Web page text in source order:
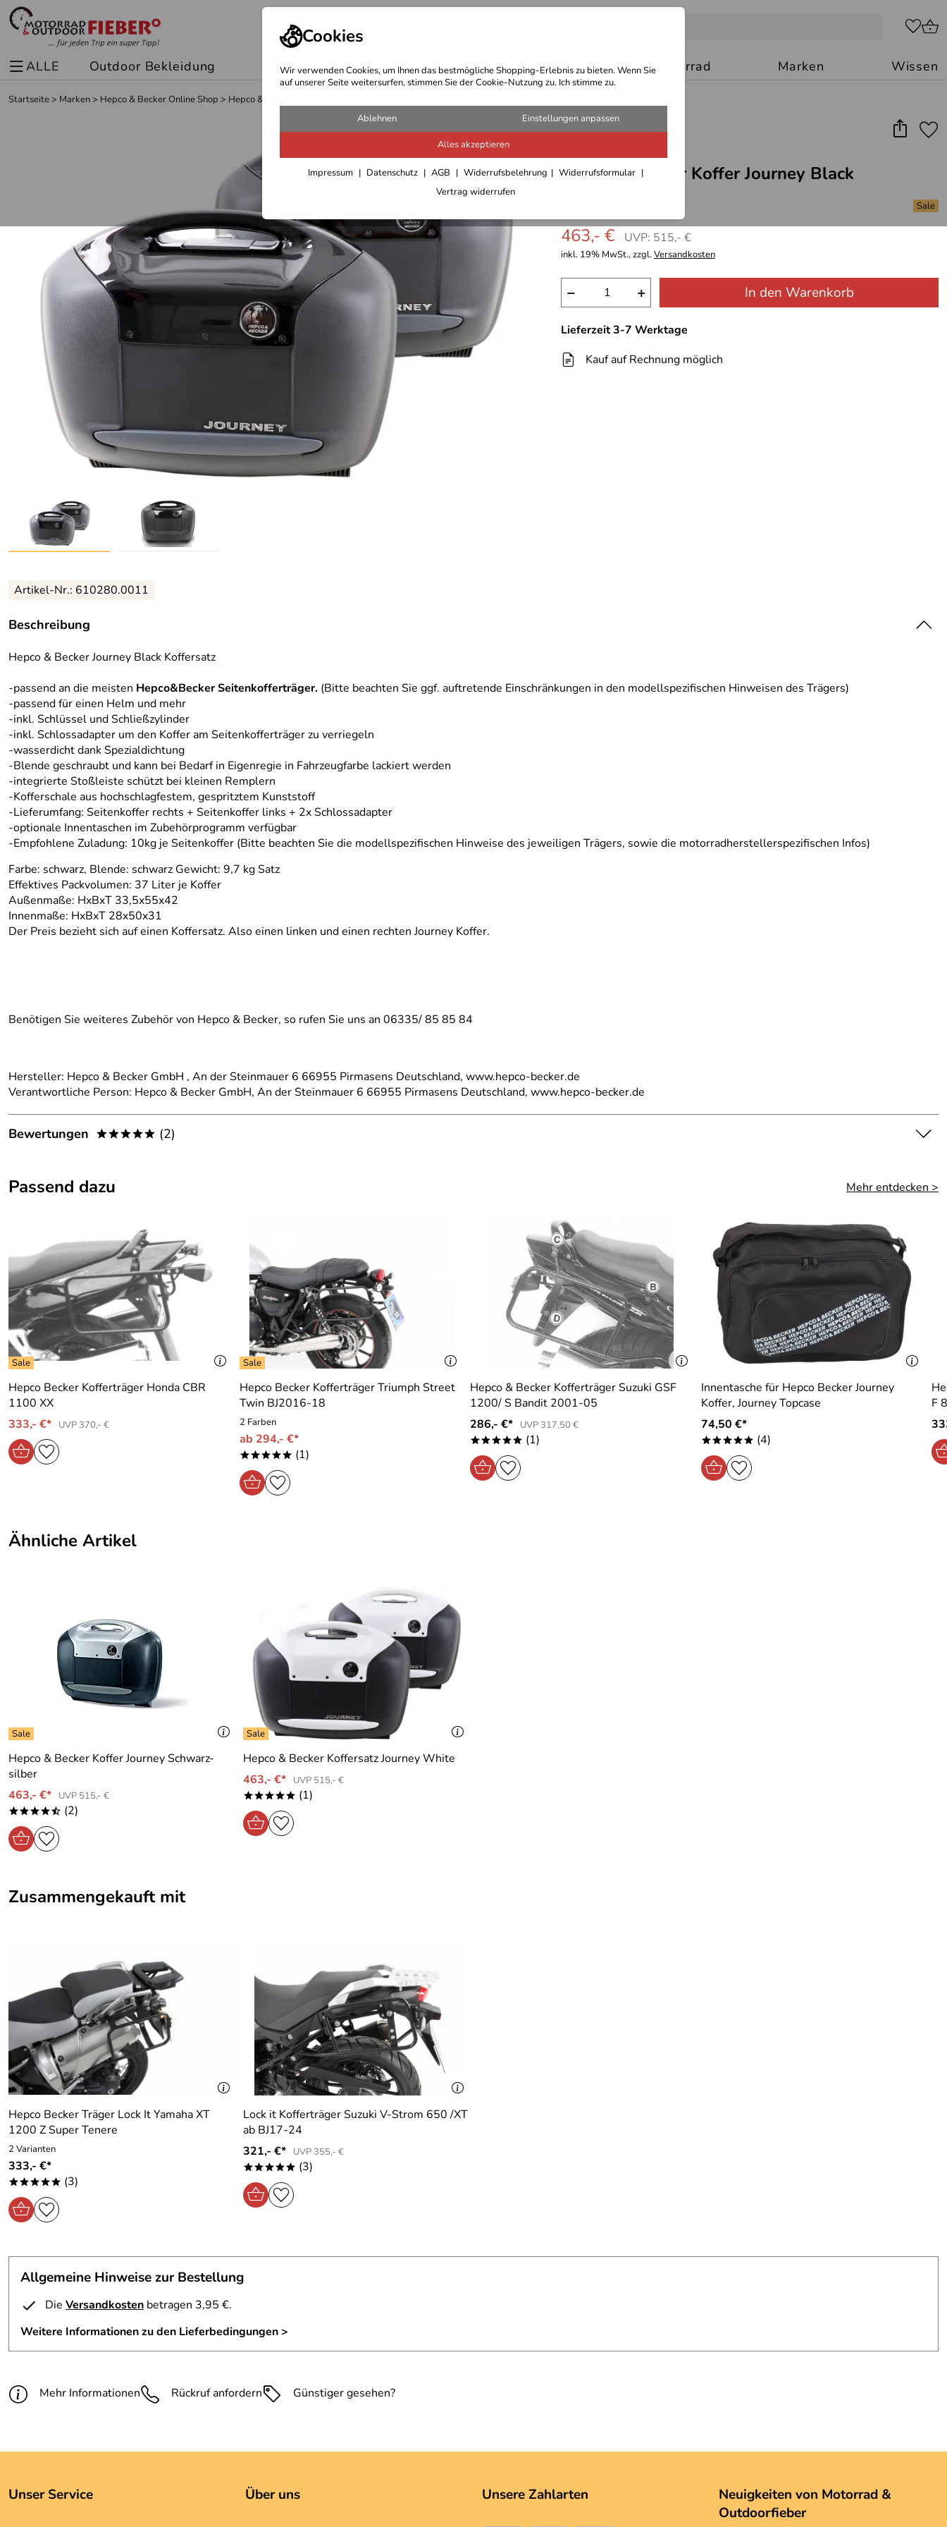
Cookies
Wir verwenden Cookies, um Ihnen das bestmögliche Shopping-Erlebnis zu bieten. Wenn Sie
auf unserer Seite weitersurfen, stimmen Sie der Cookie-Nutzung zu. Ich stimme zu.
Ablehnen Einstellungen anpassen
Alles akzeptieren
Impressum Datenschutz AGB Widerrufsbelehrung
Widerrufsformular
Vertrag widerrufen
ALLE Outdoor Bekleidung Sport Bekleidung Outdoor Ausrüstung Motorrad Marken Wissen
Startseite> Marken> Hepco & Becker Online Shop > Hepco & Becker Motorradkoffer und Motorradtaschen
Hepco & Becker Koffer Journey Black
463,- € UVP: 515,- €
inkl. 19% MwSt., zzgl.Versandkosten
− + In den Warenkorb
Lieferzeit 3-7 Werktage
Kauf auf Rechnung möglich
Artikel-Nr.: 610280.0011
Beschreibung
Hepco & Becker Journey Black Koffersatz
-passend an die meisten Hepco&Becker Seitenkofferträger. (Bitte beachten Sie ggf. auftretende Einschränkungen in den modellspezifischen Hinweisen des Trägers)
-passend für einen Helm und mehr
-inkl. Schlüssel und Schließzylinder
-inkl. Schlossadapter um den Koffer am Seitenkofferträger zu verriegeln
-wasserdicht dank Spezialdichtung
-Blende geschraubt und kann bei Bedarf in Eigenregie in Fahrzeugfarbe lackiert werden
-integrierte Stoßleiste schützt bei kleinen Remplern
-Kofferschale aus hochschlagfestem, gespritztem Kunststoff
-Lieferumfang: Seitenkoffer rechts + Seitenkoffer links + 2x Schlossadapter
-optionale Innentaschen im Zubehörprogramm verfügbar
-Empfohlene Zuladung: 10kg je Seitenkoffer (Bitte beachten Sie die modellspezifischen Hinweise des jeweiligen Trägers, sowie die motorradherstellerspezifischen Infos)
Farbe: schwarz, Blende: schwarz Gewicht: 9,7 kg Satz
Effektives Packvolumen: 37 Liter je Koffer
Außenmaße: HxBxT 33,5x55x42
Innenmaße: HxBxT 28x50x31
Der Preis bezieht sich auf einen Koffersatz. Also einen linken und einen rechten Journey Koffer.
Benötigen Sie weiteres Zubehör von Hepco & Becker, so rufen Sie uns an 06335/ 85 85 84
Hersteller: Hepco & Becker GmbH , An der Steinmauer 6 66955 Pirmasens Deutschland, www.hepco-becker.de
Verantwortliche Person: Hepco & Becker GmbH, An der Steinmauer 6 66955 Pirmasens Deutschland, www.hepco-becker.de
Bewertungen ***** (2)
5
1
Heinz-Peter *****
Verifizierte Bewertung
Reibungsloser Ablauf, Super!!!
Kaufdatum: 18.08.2020
Bewertungsdatum: 02.09.2020
Christoph
*****
Verifizierte Bewertung
Absolut top und sehr empfehlenswert. Sehr günstige Preise, top Qualität der Ware, schnelle Lieferung, was wünscht man sich als Kunde mehr. Ich kann diesen Shop bedingungslos
weiterempfehlen.
Kaufdatum: 04.07.2018
Bewertungsdatum: 19.07.2018
Passend dazu Mehr entdecken >
Hepco Becker Kofferträger Honda CBR
1100 XX
333,- €*
UVP 370,- €
Hepco Becker Kofferträger Triumph Street
Twin BJ2016-18
2 Farben
ab 294,- €*
***** (1)
Hepco & Becker Kofferträger Suzuki GSF
1200/ S Bandit 2001-05
286,- €*
UVP 317,50 €
***** (1)
Innentasche für Hepco Becker Journey
Koffer, Journey Topcase
74,50 €*
***** (4)
F
Ähnliche Artikel
Hepco & Becker Koffer Journey Schwarz-
silber
463,- €*
UVP 515,- €
****/ (2)
Hepco & Becker Koffersatz Journey White
463,- €*
UVP 515,- €
***** (1)
Zusammengekauft mit
Hepco Becker Träger Lock It Yamaha XT
1200 Z Super Tenere
2 Varianten
333,- €*
***** (3)
Lock it Kofferträger Suzuki V-Strom 650 /XT
ab BJ17-24
321,- €*
UVP 355,- €
***** (3)
Allgemeine Hinweise zur Bestellung
Die Versandkosten betragen 3,95 €.
Weitere Informationen zu den Lieferbedingungen >
Mehr Informationen Rückruf anfordern Günstiger gesehen?
Unser Service Über uns Unsere Zahlarten
Neuigkeiten von Motorrad &
Outdoorfieber